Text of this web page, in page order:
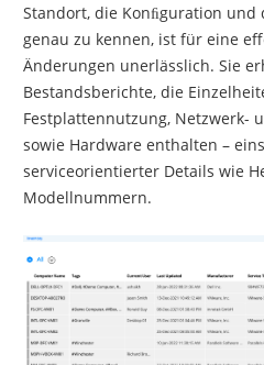
Standort, die Konﬁguration
genau zu kennen, ist für eine
Änderungen unerlässlich. Sie
Bestandsberichte, die
Festplattennutzung, Netzwerk-
sowie Hardware enthalten –
serviceorientierter Details wie
Modellnummern.